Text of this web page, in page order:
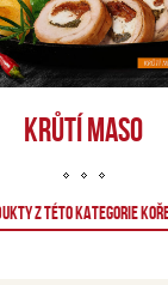
KRŮTÍ MASO
Z TÉTO KATEGORIE